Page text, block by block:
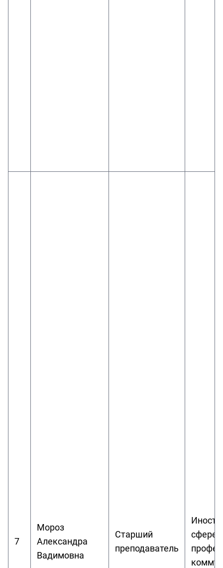
7
Мороз
Александра
Вадимовна
Старший
преподаватель
сфере